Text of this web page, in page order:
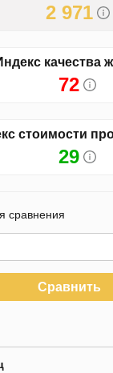
2 971
качества
72
стоимости
29
сравнения
Сравнить